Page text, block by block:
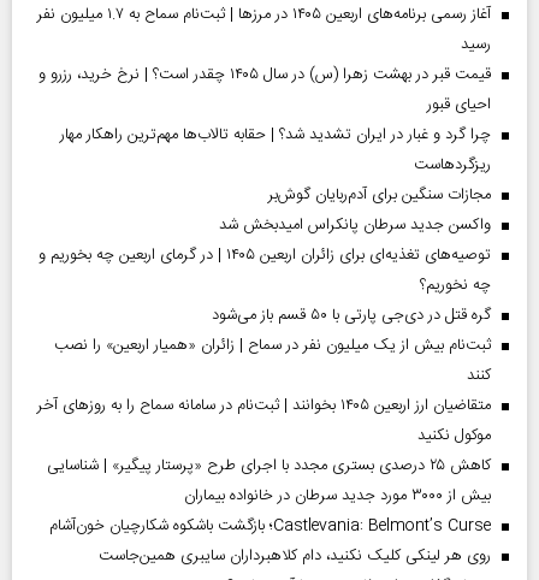
آغاز رسمی برنامه‌های اربعین ۱۴۰۵ در مرز‌ها | ثبت‌نام سماح به ۱.۷ میلیون نفر
رسید
قیمت قبر در بهشت زهرا (س) در سال ۱۴۰۵ چقدر است؟ | نرخ خرید، رزرو و
احیای قبور
چرا گرد و غبار در ایران تشدید شد؟ | حقابه تالاب‌ها مهم‌ترین راهکار مهار
ریزگردهاست
مجازات سنگین برای آدم‌ربایان گوش‌بر
واکسن جدید سرطان پانکراس امیدبخش شد
توصیه‌های تغذیه‌ای برای زائران اربعین ۱۴۰۵ | در گرمای اربعین چه بخوریم و
چه نخوریم؟
گره قتل در دی‌جی پارتی با ۵۰ قسم باز می‌شود
ثبت‌نام بیش از یک میلیون نفر در سماح | زائران «همیار اربعین» را نصب
کنند
متقاضیان ارز اربعین ۱۴۰۵ بخوانند | ثبت‌نام در سامانه سماح را به روز‌های آخر
موکول نکنید
کاهش ۲۵ درصدی بستری مجدد با اجرای طرح «پرستار پیگیر» | شناسایی
بیش از ۳۰۰۰ مورد جدید سرطان در خانواده بیماران
Castlevania: Belmont’s Curse؛ بازگشت باشکوه شکارچیان خون‌آشام
روی هر لینکی کلیک نکنید، دام کلاهبرداران سایبری همین‌جاست